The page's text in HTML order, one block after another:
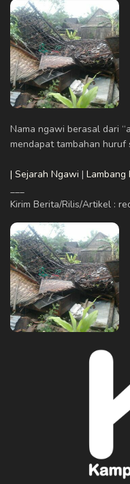
Nama ngawi berasal dari
mendapat tambahan huruf
| Sejarah Ngawi | Lambang
___
Kirim Berita/Rilis/Artikel :